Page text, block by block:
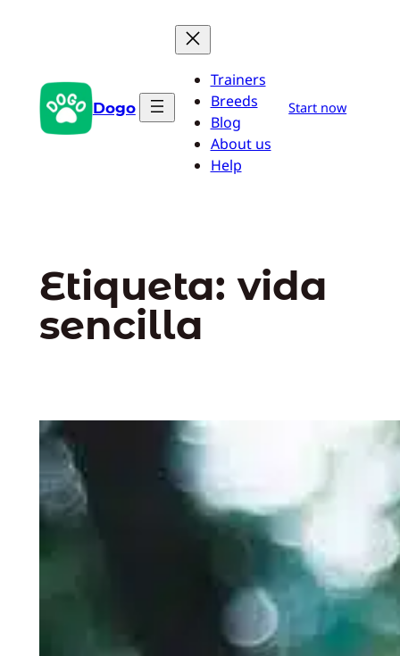
Dogo
Trainers
Breeds
Blog
About us
Help
Start now
Etiqueta:vida
sencilla